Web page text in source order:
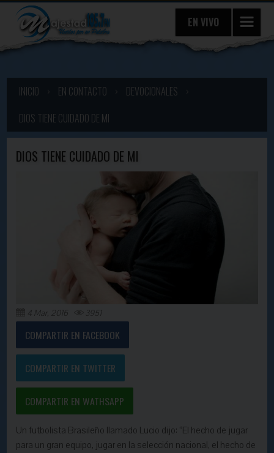
EN VIVO
INICIO EN CONTACTO DEVOCIONALES
DIOS TIENE CUIDADO DE MI
DIOS TIENE CUIDADO DE MI
4 Mar, 2016 3951
COMPARTIR EN FACEBOOK
COMPARTIR EN TWITTER
COMPARTIR EN WATHSAPP
Un futbolista Brasileño llamado Lucio dijo: “El hecho de jugar
para un gran equipo, jugar en la selección nacional, el hecho de